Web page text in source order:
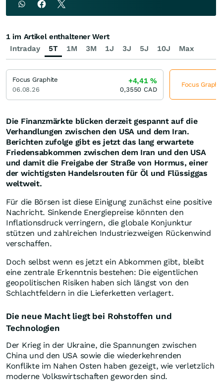
Die Finanzmärkte blicken derzeit gespannt auf die
Verhandlungen zwischen den USA und dem Iran.
Berichten zufolge gibt es jetzt das lang erwartete
Friedensabkommen zwischen dem Iran und den USA
und damit die Freigabe der Straße von Hormus, einer
der wichtigsten Handelsrouten für Öl und Flüssiggas
weltweit.
Für die Börsen ist diese Einigung zunächst eine positive
Nachricht. Sinkende Energiepreise könnten den
Inflationsdruck verringern, die globale Konjunktur
stützen und zahlreichen Industriezweigen Rückenwind
verschaffen.
Doch selbst wenn es jetzt ein Abkommen gibt, bleibt
eine zentrale Erkenntnis bestehen: Die eigentlichen
geopolitischen Risiken haben sich längst von den
Schlachtfeldern in die Lieferketten verlagert.
Die neue Macht liegt bei Rohstoffen und
Technologien
Der Krieg in der Ukraine, die Spannungen zwischen
China und den USA sowie die wiederkehrenden
Konflikte im Nahen Osten haben gezeigt, wie verletzlich
moderne Volkswirtschaften geworden sind.
Intraday 5T 1M 3M 1J 3J 5J 10J Max
1 im Artikel enthaltener Wert
Focus Graphite
06.08.26
+4,41%
0,3550 CAD
Focus